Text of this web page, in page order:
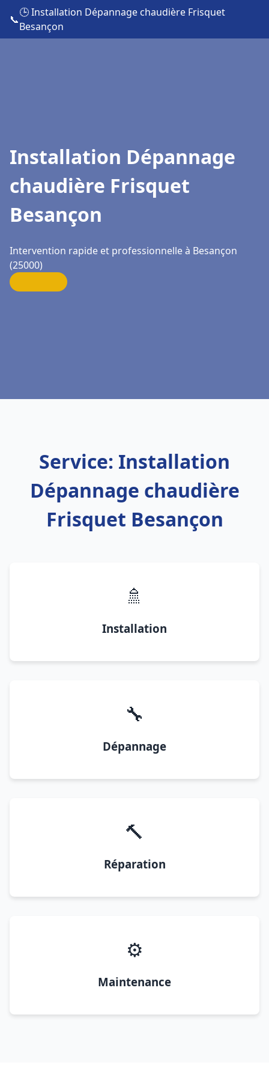
📞
🕒 Installation Dépannage chaudière Frisquet
Besançon
Installation Dépannage
chaudière Frisquet
Besançon
Intervention rapide et professionnelle à Besançon
(25000)
Service: Installation
Dépannage chaudière
Frisquet Besançon
🚿
Installation
🔧
Dépannage
🔨
Réparation
⚙️
Maintenance